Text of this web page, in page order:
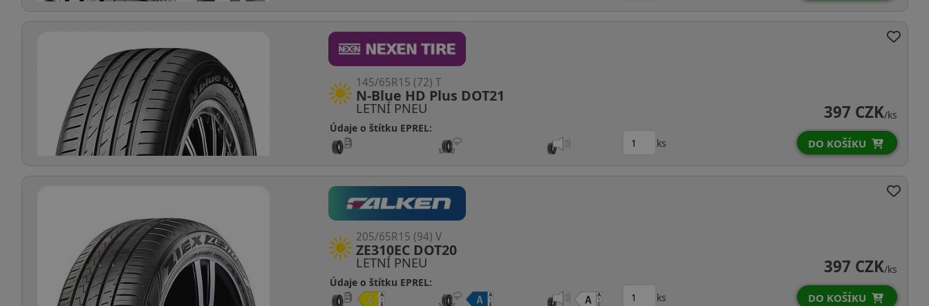
LETNÍ PNEU
N-Blue HD Plus DOT21
145/65R15 (72) T
Údaje o štítku EPREL:
397 CZK/ks
ks DO KOŠÍKU
LETNÍ PNEU
ZE310EC DOT20
205/65R15 (94) V
Údaje o štítku EPREL:
397 CZK/ks
ks DO KOŠÍKU